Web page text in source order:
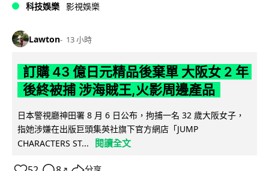
科技娛樂 影視娛樂
Lawton 13 小時
訂購 43 億日元精品後棄單 大阪女 2 年
後終被捕 涉海賊王,火影周邊產品
日本警視廳神田署 8 月 6 日公布，拘捕一名 32 歲大阪女子，
指她涉嫌在出版巨頭集英社旗下官方網店「JUMP
CHARACTERS ST...
閱讀全文